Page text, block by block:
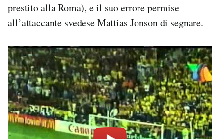
prestito alla Roma), e il suo errore permise
all’attaccante svedese Mattias Jonson di segnare.